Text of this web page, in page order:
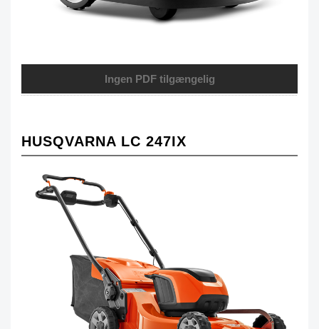
Ingen PDF tilgængelig
HUSQVARNA LC 247IX